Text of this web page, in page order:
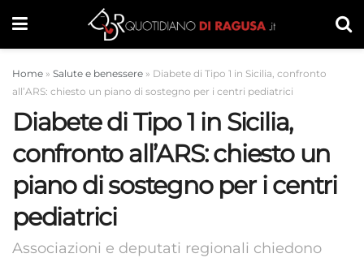
Home » Salute e benessere » Diabete di Tipo 1 in Sicilia, confronto
all’ARS: chiesto un piano di sostegno per i centri pediatrici
Diabete di Tipo 1 in Sicilia,
confronto all’ARS: chiesto un
piano di sostegno per i centri
pediatrici
Associazioni e deputati regionali chiedono